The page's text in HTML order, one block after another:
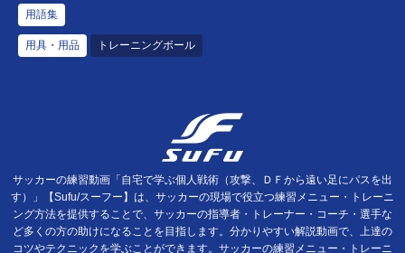
用語集
用具・用品 トレーニングボール
サッカーの練習動画「自宅で学ぶ個人戦術（攻撃、ＤＦから遠い足にパスを出
す）」【Sufu/スーフー】は、サッカーの現場で役立つ練習メニュー・トレーニ
ング方法を提供することで、サッカーの指導者・トレーナー・コーチ・選手な
ど多くの方の助けになることを目指します。分かりやすい解説動画で、上達の
コツやテクニックを学ぶことができます。サッカーの練習メニュー・トレーニ